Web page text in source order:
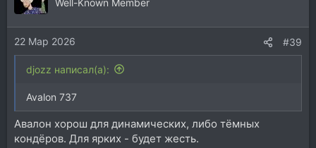
Well-Known Member
22 Мар 2026 #39
djozz написал(а):
Avalon 737
Авалон хорош для динамических, либо тёмных
кондёров. Для ярких - будет жесть.